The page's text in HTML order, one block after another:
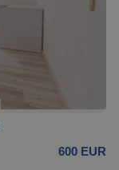
600 EUR